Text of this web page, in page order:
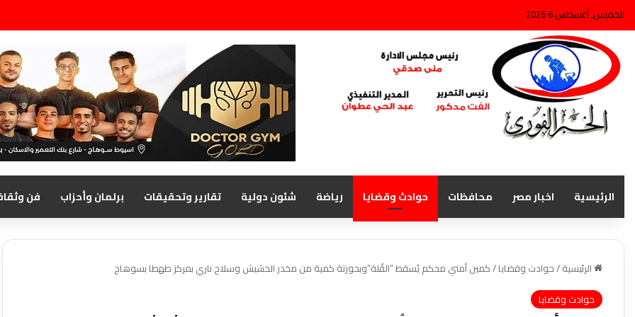
الخميس, أغسطس 6 2026
الرئيسية اخبار مصر محافظات حوادث وقضايا رياضة شئون دولية تقارير وتحقيقات برلمان وأحزاب فن
الرئيسية/حوادث وقضايا/كمين أمني محكم يُسقط “القُلة”وبحوزتة كمية من مخدر الحشيش وسلاح ناري بمركز طهطا بسوهاج
حوادث وقضايا